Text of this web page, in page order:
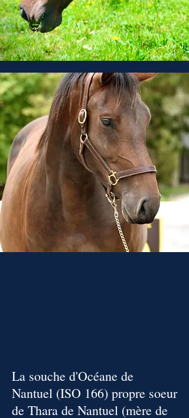
La souche d'Océane de
Nantuel (ISO 166) propre soeur
de Thara de Nantuel (mère de